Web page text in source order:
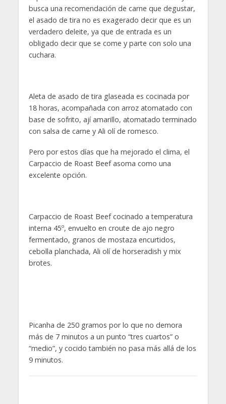
busca una recomendación de carne que degustar,
el asado de tira no es exagerado decir que es un
verdadero deleite, ya que de entrada es un
obligado decir que se come y parte con solo una
cuchara.
Aleta de asado de tira glaseada es cocinada por
18 horas, acompañada con arroz atomatado con
base de sofrito, ají amarillo, atomatado terminado
con salsa de carne y Ali olí de romesco.
Pero por estos días que ha mejorado el clima, el
Carpaccio de Roast Beef asoma como una
excelente opción.
Carpaccio de Roast Beef cocinado a temperatura
interna 45º, envuelto en croute de ajo negro
fermentado, granos de mostaza encurtidos,
cebolla planchada, Ali olí de horseradish y mix
brotes.
Picanha de 250 gramos por lo que no demora
más de 7 minutos a un punto “tres cuartos” o
“medio”, y cocido también no pasa más allá de los
9 minutos.